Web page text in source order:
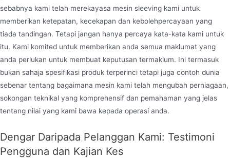
Mengecutkan Mesin Label Lengan
Mesin pelabelan lengan dua kepala automatik
Jndwater terutamanya sesuai untuk keperluan satu
jenis lengan botol dengan dua label, seperti label
lengan pada badan botol terlebih dahulu dan
kemudian label lengan pada mulut botol, dsb.,
untuk meningkatkan kecekapan pengeluaran!
Kesemuanya diperbuat daripada bahan keluli tahan
karat berkualiti tinggi, dan
sebabnya kami telah merekayasa mesin sleeving kami untuk
memberikan ketepatan, kecekapan dan kebolehpercayaan yang
tiada tandingan. Tetapi jangan hanya percaya kata-kata kami untuk
itu. Kami komited untuk memberikan anda semua maklumat yang
anda perlukan untuk membuat keputusan termaklum. Ini termasuk
bukan sahaja spesifikasi produk terperinci tetapi juga contoh dunia
sebenar tentang bagaimana mesin kami telah mengubah perniagaan,
sokongan teknikal yang komprehensif dan pemahaman yang jelas
tentang nilai yang kami bawa kepada operasi anda.
Dengar Daripada Pelanggan Kami: Testimoni
Pengguna dan Kajian Kes